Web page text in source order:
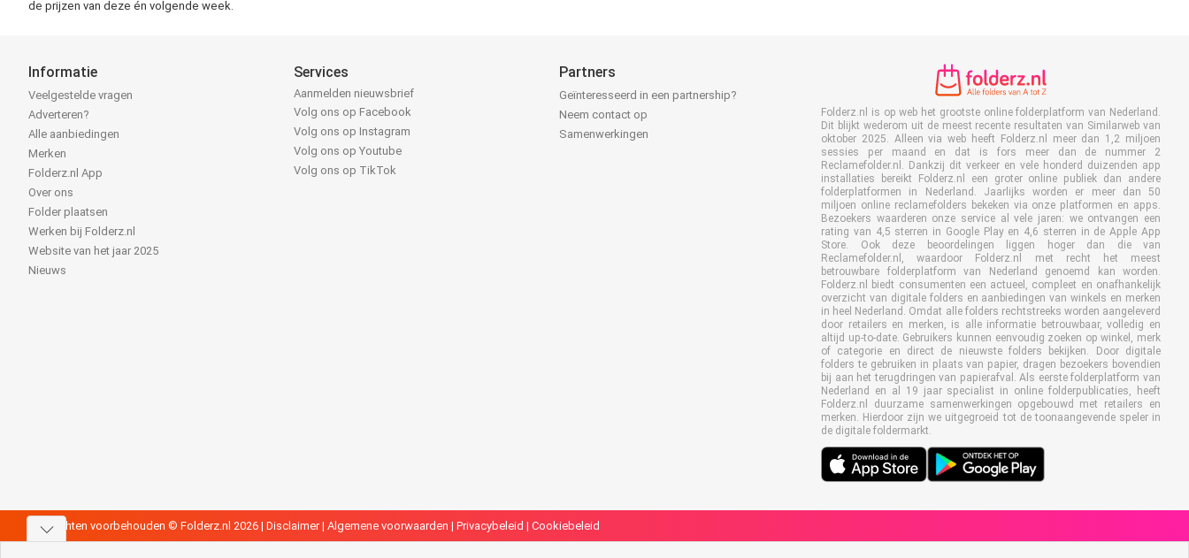
de prijzen van deze én volgende week.
Informatie
Veelgestelde vragen
Adverteren?
Alle aanbiedingen
Merken
Folderz.nl App
Over ons
Folder plaatsen
Werken bij Folderz.nl
Website van het jaar 2025
Nieuws
Services
Aanmelden nieuwsbrief
Volg ons op Facebook
Volg ons op Instagram
Volg ons op Youtube
Volg ons op TikTok
Partners
Geïnteresseerd in een partnership?
Neem contact op
Samenwerkingen
Folderz.nl is op web het grootste online folderplatform van Nederland.
Dit blijkt wederom uit de meest recente resultaten van Similarweb van
oktober 2025. Alleen via web heeft Folderz.nl meer dan 1,2 miljoen
sessies per maand en dat is fors meer dan de nummer 2
Reclamefolder.nl. Dankzij dit verkeer en vele honderd duizenden app
installaties bereikt Folderz.nl een groter online publiek dan andere
folderplatformen in Nederland. Jaarlijks worden er meer dan 50
miljoen online reclamefolders bekeken via onze platformen en apps.
Bezoekers waarderen onze service al vele jaren: we ontvangen een
rating van 4,5 sterren in Google Play en 4,6 sterren in de Apple App
Store. Ook deze beoordelingen liggen hoger dan die van
Reclamefolder.nl, waardoor Folderz.nl met recht het meest
betrouwbare folderplatform van Nederland genoemd kan worden.
Folderz.nl biedt consumenten een actueel, compleet en onafhankelijk
overzicht van digitale folders en aanbiedingen van winkels en merken
in heel Nederland. Omdat alle folders rechtstreeks worden aangeleverd
door retailers en merken, is alle informatie betrouwbaar, volledig en
altijd up-to-date. Gebruikers kunnen eenvoudig zoeken op winkel, merk
of categorie en direct de nieuwste folders bekijken. Door digitale
folders te gebruiken in plaats van papier, dragen bezoekers bovendien
bij aan het terugdringen van papierafval. Als eerste folderplatform van
Nederland en al 19 jaar specialist in online folderpublicaties, heeft
Folderz.nl duurzame samenwerkingen opgebouwd met retailers en
merken. Hierdoor zijn we uitgegroeid tot de toonaangevende speler in
de digitale foldermarkt.
Alle rechten voorbehouden © Folderz.nl 2026 | Disclaimer| Algemene voorwaarden | Privacybeleid | Cookiebeleid